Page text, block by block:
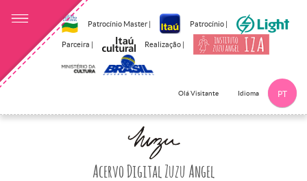
Patrocínio Master | Patrocínio |
Parceira | Realização |
Olá Visitante Idioma PT
Acervo Digital Zuzu Angel